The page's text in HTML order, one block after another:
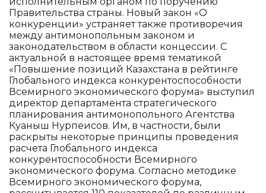
Правительства страны. Новый закон «О
конкуренции» устраняет также противоречия
между антимонопольным законом и
законодательством в области концессии. С
актуальной в настоящее время тематикой
«Повышение позиций Казахстана в рейтинге
Глобального индекса конкурентоспособности
Всемирного экономического форума» выступил
директор департамента стратегического
планирования антимонопольного Агентства
Куаныш Нурпеисов. Им, в частности, были
раскрыты некоторые принципы проведения
расчета Глобального индекса
конкурентоспособности Всемирного
экономического форума. Согласно методике
Всемирного экономического форума,